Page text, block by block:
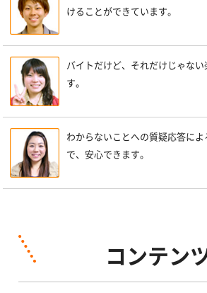
けることができています。
バイトだけど、それだけじゃな
す。
わからないことへの質疑応答に
で、安心できます。
コンテン